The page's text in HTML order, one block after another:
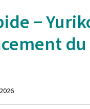
−